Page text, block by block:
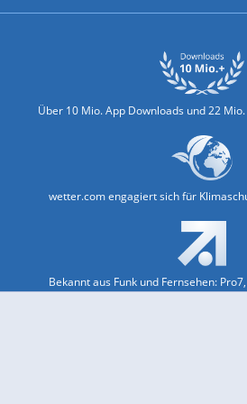
Über 10 Mio. App Downloads und 22
wetter.com engagiert sich für
Bekannt aus Funk und Fernsehen: